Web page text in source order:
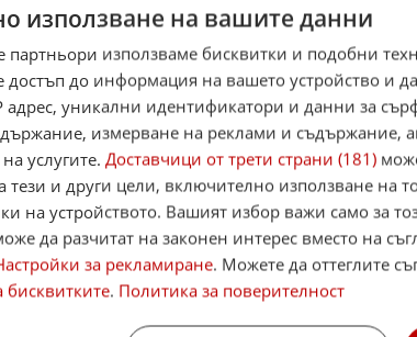
в. „Стандарт“
точка за гърци, които искат да се спасят от
регистрирали у нас фирми фантоми,
регистрационни номера на скъпите си
използване на вашите данни
използваме бисквитки и подобни
достъп до информация на вашето устройство и
адрес, уникални идентификатори и данни за
измерване на реклами и съдържание,
услугите. Доставчици от трети страни (181)
тези и други цели, включително използване на
на устройството. Вашият избор важи само за
да разчитат на законен интерес вместо на
за рекламиране. Можете да оттеглите
бисквитките. Политика за поверителност